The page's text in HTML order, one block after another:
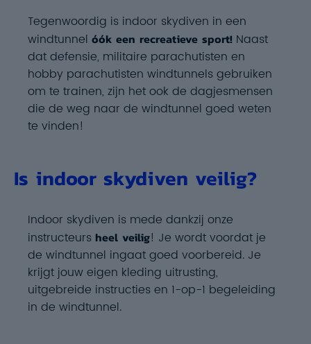
Tegenwoordig is indoor skydiven in een
windtunnel óók een recreatieve sport! Naast
dat defensie, militaire parachutisten en
hobby parachutisten windtunnels gebruiken
om te trainen, zijn het ook de dagjesmensen
die de weg naar de windtunnel goed weten
te vinden!
Is indoor skydiven veilig?
Indoor skydiven is mede dankzij onze
instructeurs heel veilig! Je wordt voordat je
de windtunnel ingaat goed voorbereid. Je
krijgt jouw eigen kleding uitrusting,
uitgebreide instructies en 1-op-1 begeleiding
in de windtunnel.